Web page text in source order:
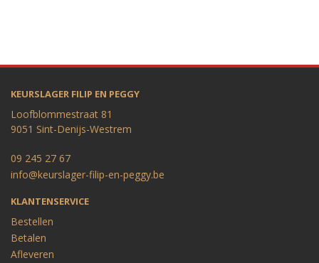
KEURSLAGER FILIP EN PEGGY
Loofblommestraat 81
9051 Sint-Denijs-Westrem
09 245 27 67
info@keurslager-filip-en-peggy.be
KLANTENSERVICE
Bestellen
Betalen
Afleveren